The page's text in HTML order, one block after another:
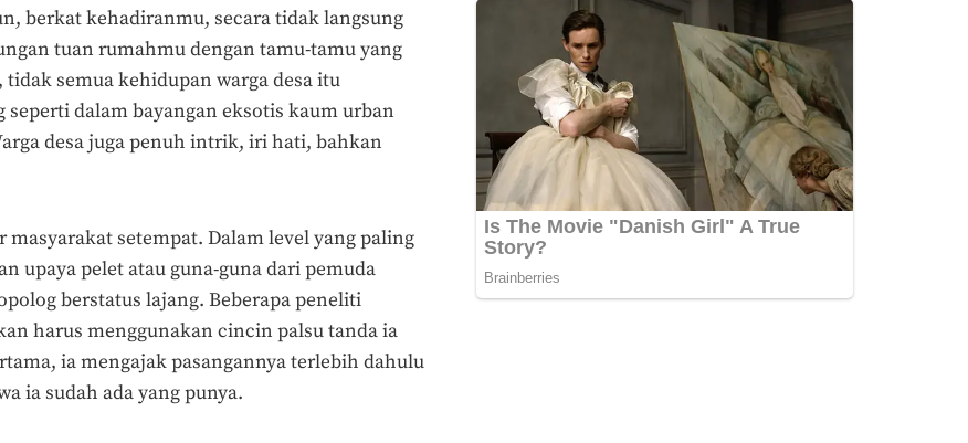
berkat kehadiranmu, secara tidak langsung
tuan rumahmu dengan tamu-tamu yang
semua kehidupan warga desa itu
dalam bayangan eksotis kaum urban
desa juga penuh intrik, iri hati, bahkan
setempat. Dalam level yang paling
upaya pelet atau guna-guna dari pemuda
berstatus lajang. Beberapa peneliti
harus menggunakan cincin palsu tanda ia
ia mengajak pasangannya terlebih dahulu
ia sudah ada yang punya.